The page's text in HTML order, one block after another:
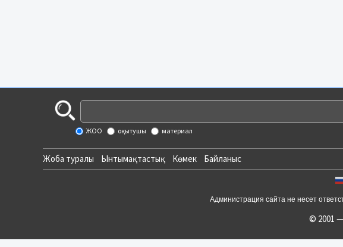
ЖОО оқытушы материал
Жоба туралы Ынтымақтастық Көмек Байланыс
Администрация сайта не несет
© 2001